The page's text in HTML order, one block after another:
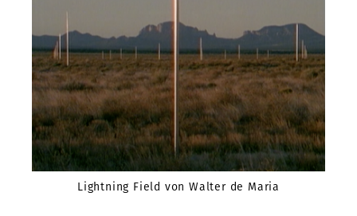
Lightning Field von Walter de Maria